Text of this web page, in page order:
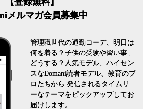
メルマガ会員募集中
管理職世代の通勤コーデ、明日は
何を着る？子供の受験や習い事、
どうする？人気モデル、ハイセン
スなDomani読者モデル、教育のプ
ロたちから 発信されるタイムリ
ーなテーマをピックアップしてお
届けします。